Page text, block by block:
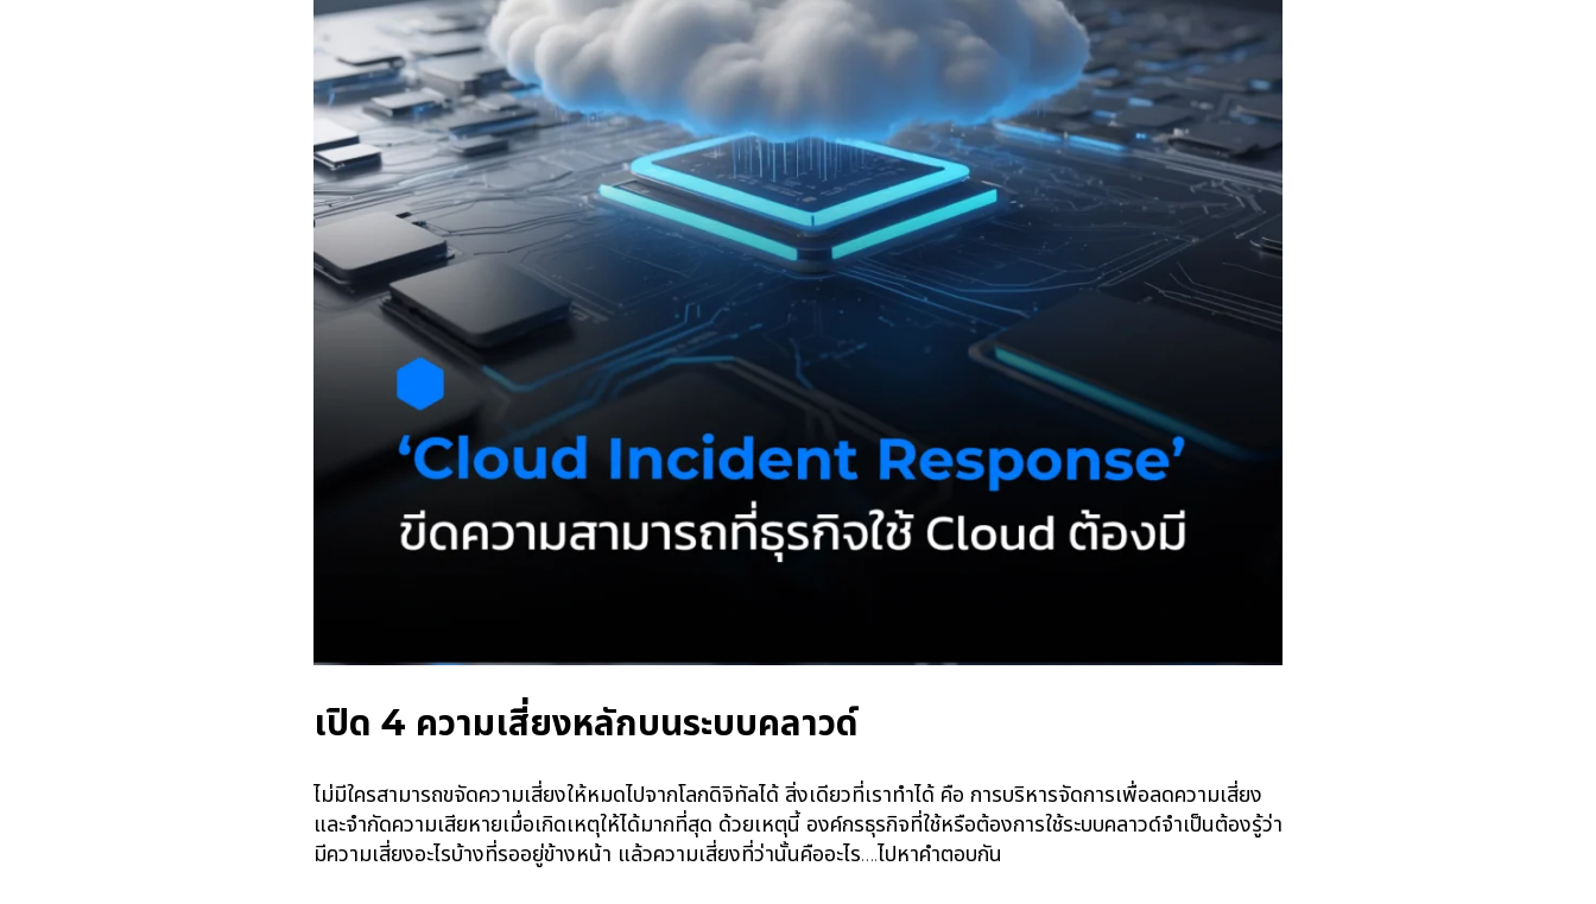
เปิด 4 ความเสี่ยงหลักบนระบบคลาวด์
ไม่มีใครสามารถขจัดความเสี่ยงให้หมดไปจากโลกดิจิทัลได้ สิ่งเดียวที่เราทำได้ คือ การบริหารจัดการเพื่อลดความเสี่ยง
และจำกัดความเสียหายเมื่อเกิดเหตุให้ได้มากที่สุด ด้วยเหตุนี้ องค์กรธุรกิจที่ใช้หรือต้องการใช้ระบบคลาวด์จำเป็นต้องรู้ว่า
มีความเสี่ยงอะไรบ้างที่รออยู่ข้างหน้า แล้วความเสี่ยงที่ว่านั้นคืออะไร….ไปหาคำตอบกัน